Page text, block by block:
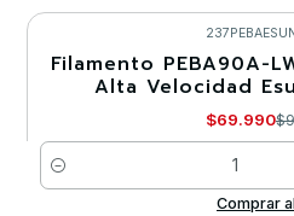
-30%
237PEBAESUN
Filamento PEBA90A-
Alta Velocidad
$69.990
Cantidad
Comprar